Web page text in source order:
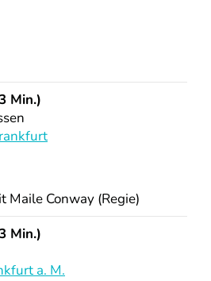
Min.)
Maile Conway (Regie)
Min.)
a. M.